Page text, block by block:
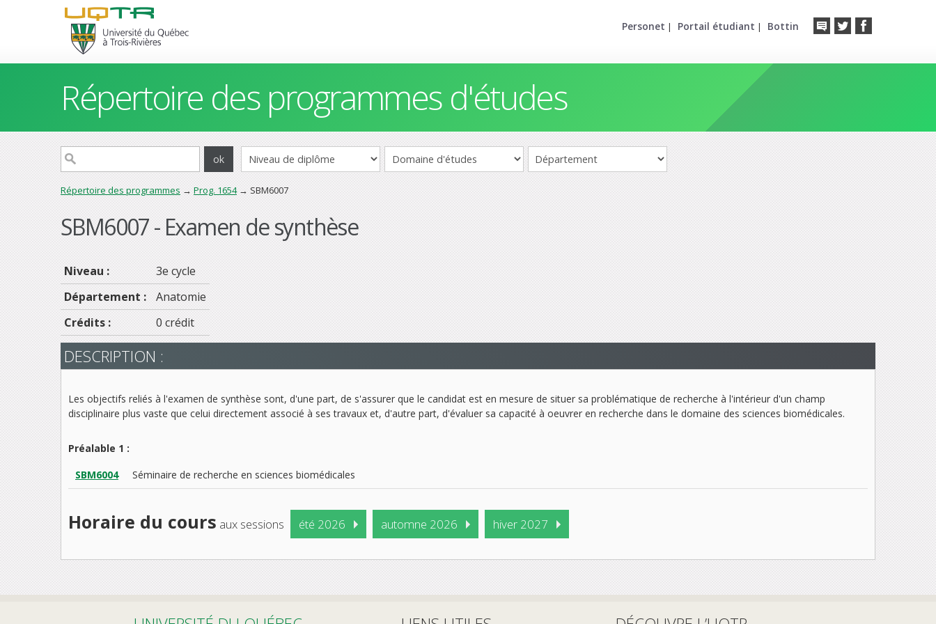
Personet | Portail étudiant | Bottin
Répertoire des programmes d'études
Répertoire des programmes → Prog. 1654→ SBM6007
SBM6007 - Examen de synthèse
Niveau :
3e cycle
Département :
Anatomie
Crédits :
0 crédit
DESCRIPTION :
Les objectifs reliés à l'examen de synthèse sont, d'une part, de s'assurer que le candidat est en mesure de situer sa problématique de recherche à l'intérieur d'un champ
disciplinaire plus vaste que celui directement associé à ses travaux et, d'autre part, d'évaluer sa capacité à oeuvrer en recherche dans le domaine des sciences biomédicales.
Préalable 1 :
SBM6004
Séminaire de recherche en sciences biomédicales
Horaire du cours aux sessions été 2026 automne 2026 hiver 2027